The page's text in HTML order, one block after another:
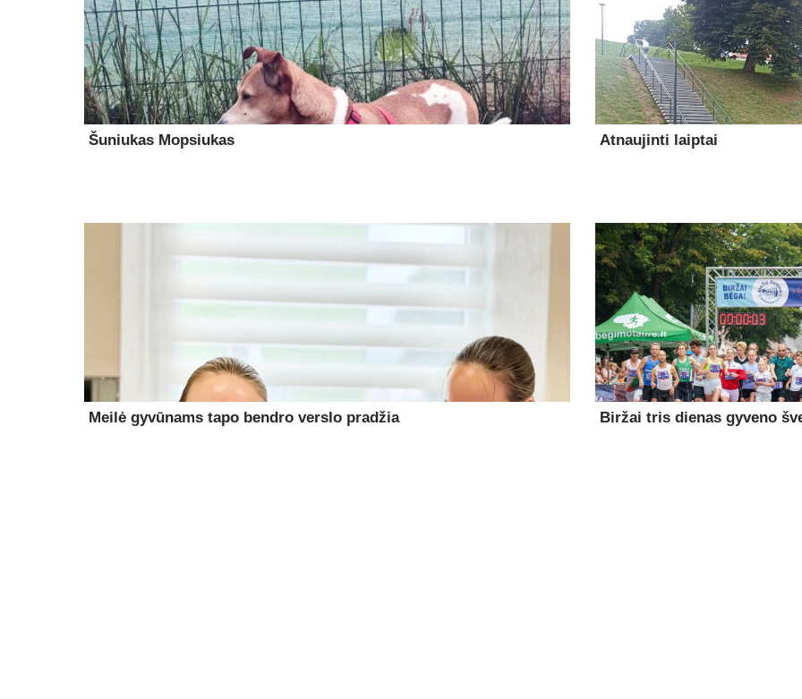
Šuniukas Mopsiukas Atnaujinti laiptai
Meilė gyvūnams tapo bendro verslo pradžia Biržai tris dienas gyveno